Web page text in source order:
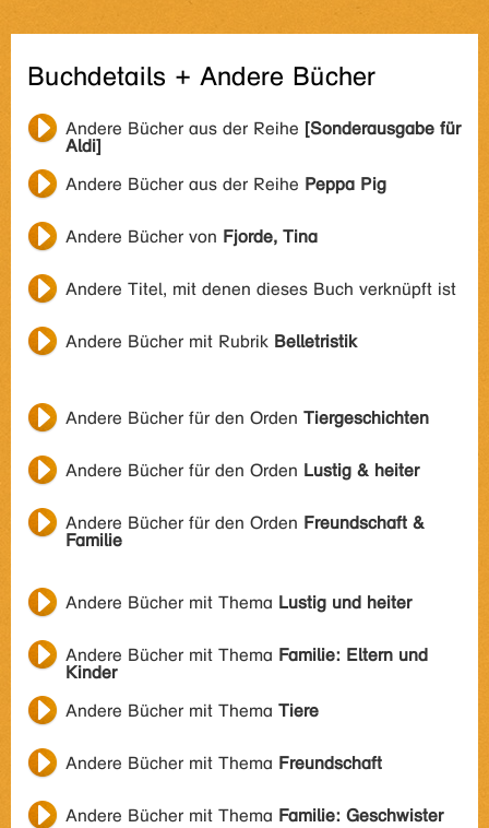
Buchdetails + Andere Bücher
Andere Bücher aus der Reihe [Sonderausgabe für
Aldi]
Andere Bücher aus der Reihe Peppa Pig
Andere Bücher von Fjorde, Tina
Andere Titel, mit denen dieses Buch verknüpft ist
Andere Bücher mit Rubrik Belletristik
Andere Bücher für den Orden Tiergeschichten
Andere Bücher für den Orden Lustig & heiter
Andere Bücher für den Orden Freundschaft &
Familie
Andere Bücher mit Thema Lustig und heiter
Andere Bücher mit Thema Familie: Eltern und
Kinder
Andere Bücher mit Thema Tiere
Andere Bücher mit Thema Freundschaft
Andere Bücher mit Thema Familie: Geschwister